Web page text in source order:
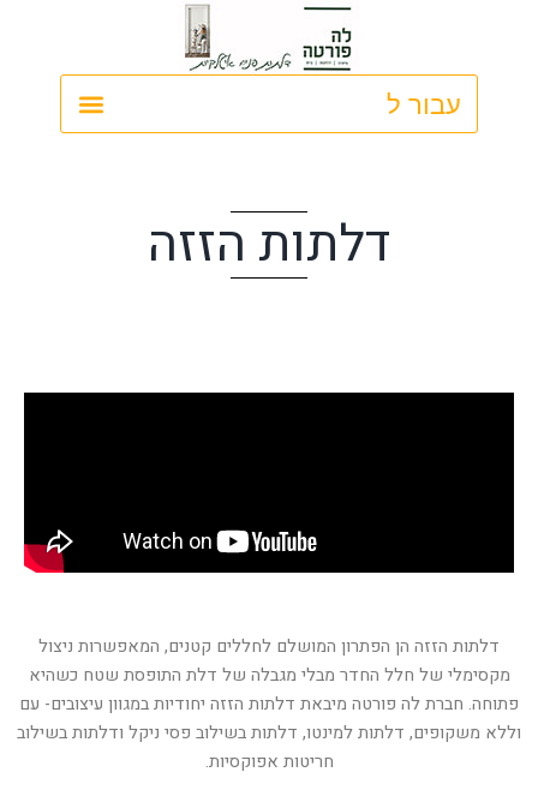
דלתות הזזה
דלתות הזזה הן הפתרון המושלם לחללים קטנים, המאפשרות ניצול
מקסימלי של חלל החדר מבלי מגבלה של דלת התופסת שטח כשהיא
פתוחה. חברת לה פורטה מיבאת דלתות הזזה יחודיות במגוון עיצובים- עם
וללא משקופים, דלתות למינטו, דלתות בשילוב פסי ניקל ודלתות בשילוב
חריטות אפוקסיות.